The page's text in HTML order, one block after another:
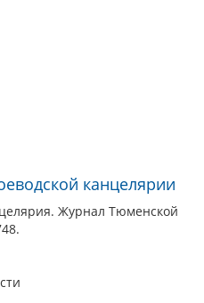
канцелярии
Журнал Тюменской